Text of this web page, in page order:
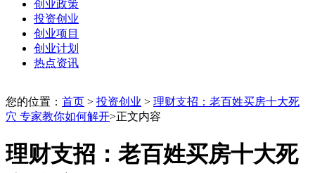
创业政策
投资创业
创业项目
创业计划
热点资讯
您的位置： 首页 > 投资创业 > 理财支招：老百姓买房十大死
穴 专家教你如何解开>正文内容
理财支招：老百姓买房十大死